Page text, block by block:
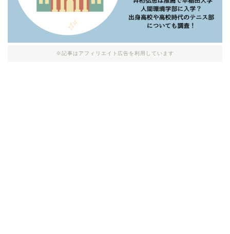
※記事はアフィリエイト広告を利用しています